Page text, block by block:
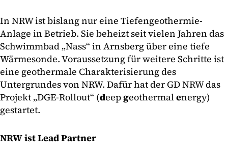
In NRW ist bislang nur eine Tiefengeothermie-
Anlage in Betrieb. Sie beheizt seit vielen Jahren das
Schwimmbad „Nass“ in Arnsberg über eine tiefe
Wärmesonde. Voraussetzung für weitere Schritte ist
eine geothermale Charakterisierung des
Untergrundes von NRW. Dafür hat der GD NRW das
Projekt „DGE-Rollout“ (deepgeothermalenergy)
gestartet.
NRW ist Lead Partner